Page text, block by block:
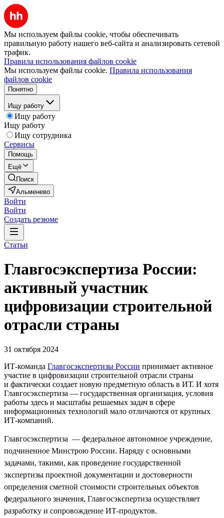
Мы используем файлы cookie, чтобы обеспечивать
правильную работу нашего веб-сайта и анализировать сетевой
трафик.
Правила использования файлов cookie
Мы используем файлы cookie. Правила использования
файлов cookie
Понятно
Ищу работу
Ищу работу
Ищу работу
Ищу сотрудника
Сервисы
Помощь
Ещё
Поиск
Альменево
Войти
Войти
Создать резюме
Статьи
Главгосэкспертиза России:
активный участник
цифровизации строительной
отрасли страны
31 октября 2024
ИТ-команда Главгосэкспертизы России принимает активное
участие в цифровизации строительной отрасли страны
и фактически создает новую предметную область в ИТ. И хотя
Главгосэкспертиза — государственная организация, условия
работы здесь и масштабы решаемых задач в сфере
информационных технологий мало отличаются от крупных
ИТ-компаний.
Главгосэкспертиза — федеральное автономное учреждение,
подчиненное Минстрою России. Наряду с основными
задачами, такими, как проведение государственной
экспертизы проектной документации и достоверности
определения сметной стоимости строительных объектов
федерального значения, Главгосэкспертиза осуществляет
разработку и сопровождение ИТ-продуктов.